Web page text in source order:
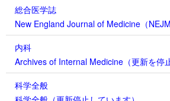
総合医学誌
New England Journal of Medicine（NEJM
内科
Archives of Internal Medicine（更新を停
科学全般